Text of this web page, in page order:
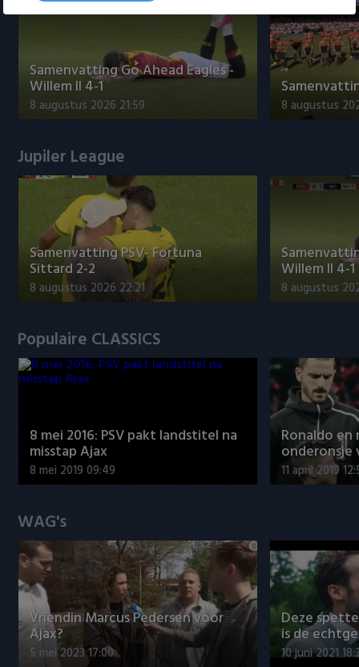
Samenvatting Go Ahead Eagles -
Willem II 4-1
8 augustus 2026 21:59 8 augustus
Jupiler League
Samenvatting PSV- Fortuna
Sittard 2-2
8 augustus 2026 22:21
Willem II 4-1
8 augustus
Populaire CLASSICS
8 mei 2016: PSV pakt landstitel na
misstap Ajax
8 mei 2019 09:49
Ronaldo
onderonsje
11 april 2019
WAG's
Vriendin Marcus Pedersen voor
Ajax?
5 mei 2023 17:00
Deze
is de
10 juni 2021